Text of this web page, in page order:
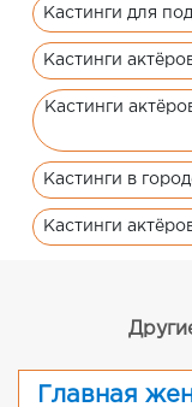
Кастинги для
Кастинги
Кастинги
Кастинги в
Кастинги
Главная